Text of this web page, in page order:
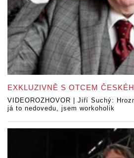
EXKLUZIVNĚ S OTCEM
VIDEOROZHOVOR | Jiří Suchý:
já to nedovedu, jsem workoholik